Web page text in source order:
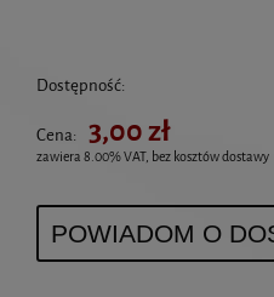
Dostępność:
Cena: 3,00 zł
zawiera 8.00% VAT, bez kosztów dostawy
POWIADOM O